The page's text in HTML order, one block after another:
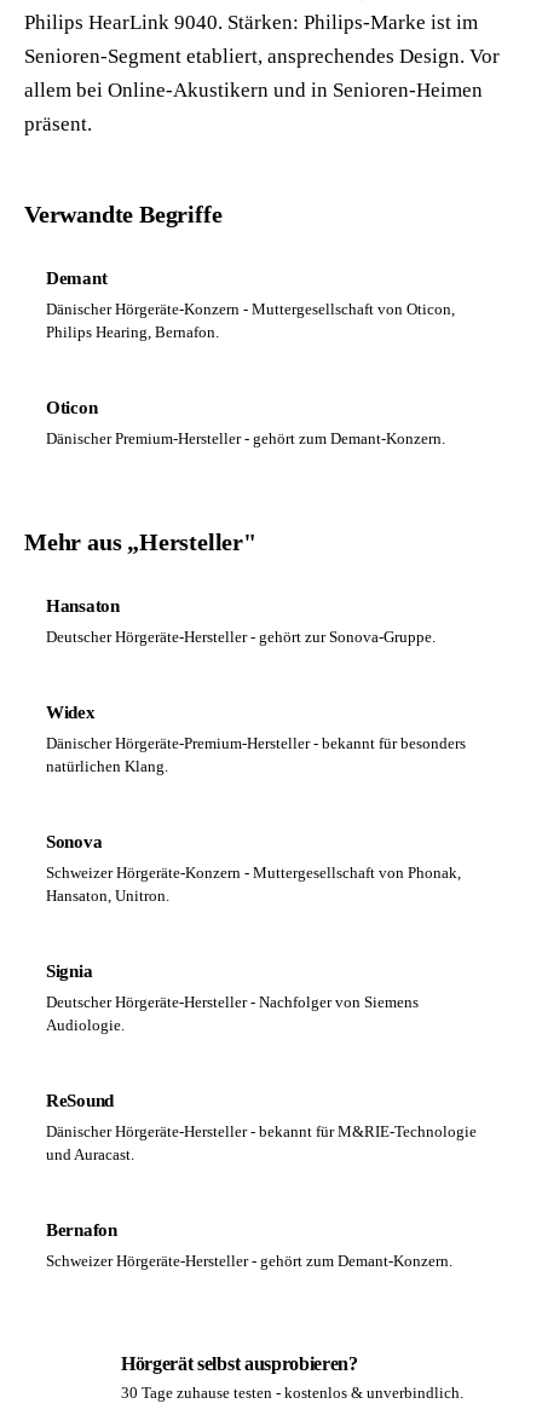
Philips HearLink 9040. Stärken: Philips-Marke ist im
Senioren-Segment etabliert, ansprechendes Design. Vor
allem bei Online-Akustikern und in Senioren-Heimen
präsent.
Verwandte Begriffe
Demant
Dänischer Hörgeräte-Konzern - Muttergesellschaft von Oticon,
Philips Hearing, Bernafon.
Oticon
Dänischer Premium-Hersteller - gehört zum Demant-Konzern.
Mehr aus „Hersteller"
Hansaton
Deutscher Hörgeräte-Hersteller - gehört zur Sonova-Gruppe.
Widex
Dänischer Hörgeräte-Premium-Hersteller - bekannt für besonders
natürlichen Klang.
Sonova
Schweizer Hörgeräte-Konzern - Muttergesellschaft von Phonak,
Hansaton, Unitron.
Signia
Deutscher Hörgeräte-Hersteller - Nachfolger von Siemens
Audiologie.
ReSound
Dänischer Hörgeräte-Hersteller - bekannt für M&RIE-Technologie
und Auracast.
Bernafon
Schweizer Hörgeräte-Hersteller - gehört zum Demant-Konzern.
Hörgerät selbst ausprobieren?
30 Tage zuhause testen - kostenlos & unverbindlich.